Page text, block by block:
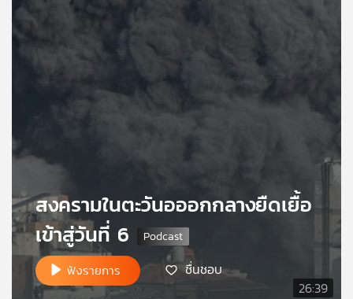
ข่าว
และ
เรา
เครือ
ข่าย
วิทยุ
ไทย
26:39
สงครามในตะวันอออกกลางยืดเยื้อ
เข้าสู่วันที่ 6
ฟังรายการ ชื่นชอบ